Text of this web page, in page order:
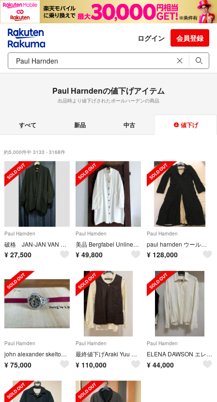
ログイン 会員登録
Paul Harndenの値下げアイテム
出品時より値下げされたポールハーデンの商品
すべて 新品 中古 値下げ
約5,000件中 3133 - 3168件
Paul Harnden
破格 JAN-JAN VAN ESSCHE 羽織ジャケット
¥ 27,500
Paul Harnden
美品 Bergfabel Unlined Oversize coat White
¥ 49,800
Paul Harnden
paul harnden ウールコート
¥ 128,000
Paul Harnden
john alexander skelton リング
¥ 75,000
Paul Harnden
最終値下げAraki Yuu セットアップ
¥ 110,000
Paul Harnden
ELENA DAWSON エレナドーソンシャツ
¥ 44,000